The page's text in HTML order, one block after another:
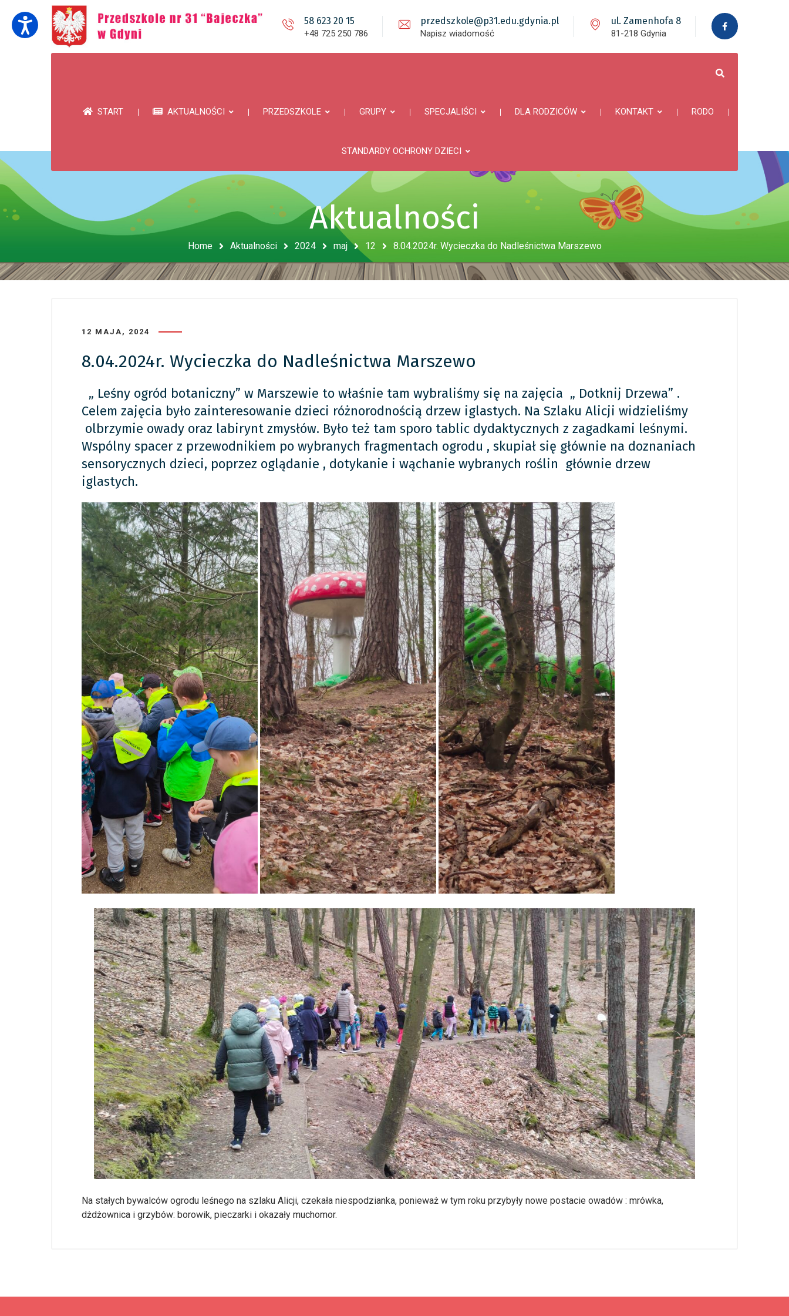
58 623 20 15
+48 725 250 786
przedszkole@p31.edu.gdynia.pl
Napisz wiadomość
ul. Zamenhofa 8
81-218 Gdynia
START AKTUALNOŚCI PRZEDSZKOLE GRUPY SPECJALIŚCI DLA RODZICÓW KONTAKT RODO
STANDARDY OCHRONY DZIECI
Aktualności
Home Aktualności 2024 maj 12 8.04.2024r. Wycieczka do Nadleśnictwa Marszewo
12 MAJA, 2024
8.04.2024r. Wycieczka do Nadleśnictwa Marszewo
„ Leśny ogród botaniczny” w Marszewie to właśnie tam wybraliśmy się na zajęcia „ Dotknij Drzewa” .
Celem zajęcia było zainteresowanie dzieci różnorodnością drzew iglastych. Na Szlaku Alicji widzieliśmy
olbrzymie owady oraz labirynt zmysłów. Było też tam sporo tablic dydaktycznych z zagadkami leśnymi.
Wspólny spacer z przewodnikiem po wybranych fragmentach ogrodu , skupiał się głównie na doznaniach
sensorycznych dzieci, poprzez oglądanie , dotykanie i wąchanie wybranych roślin głównie drzew
iglastych.
Na stałych bywalców ogrodu leśnego na szlaku Alicji, czekała niespodzianka, ponieważ w tym roku przybyły nowe postacie owadów : mrówka,
dżdżownica i grzybów: borowik, pieczarki i okazały muchomor.